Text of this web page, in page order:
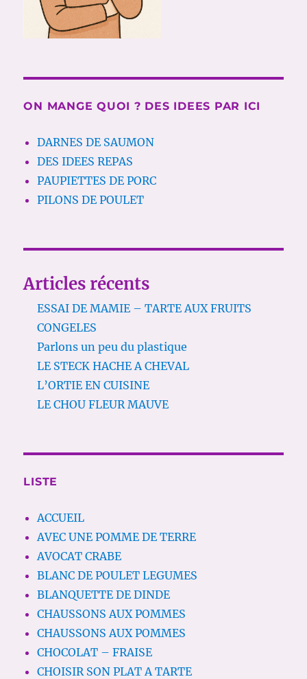
ON MANGE QUOI ? DES IDEES PAR ICI
DARNES DE SAUMON
DES IDEES REPAS
PAUPIETTES DE PORC
PILONS DE POULET
Articles récents
ESSAI DE MAMIE – TARTE AUX FRUITS
CONGELES
Parlons un peu du plastique
LE STECK HACHE A CHEVAL
L’ORTIE EN CUISINE
LE CHOU FLEUR MAUVE
LISTE
ACCUEIL
AVEC UNE POMME DE TERRE
AVOCAT CRABE
BLANC DE POULET LEGUMES
BLANQUETTE DE DINDE
CHAUSSONS AUX POMMES
CHAUSSONS AUX POMMES
CHOCOLAT – FRAISE
CHOISIR SON PLAT A TARTE